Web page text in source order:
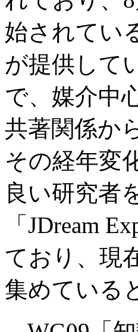
始されてい
が提供して
で、媒介中
共著関係か
その経年変
良い研究者
「JDream
ており、現
集めている